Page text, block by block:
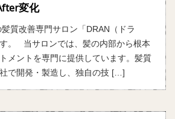
変化
質改善専門サロン「DRAN（ドラ
。 当サロンでは、髪の内部から根本
メントを専門に提供しています。髪質
で開発・製造し、独自の技 […]